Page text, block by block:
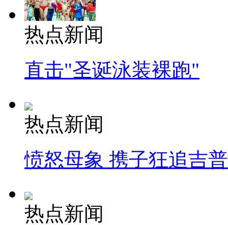
热点新闻
直击"圣诞泳装裸跑"
热点新闻
愤怒母象 携子狂追吉
热点新闻